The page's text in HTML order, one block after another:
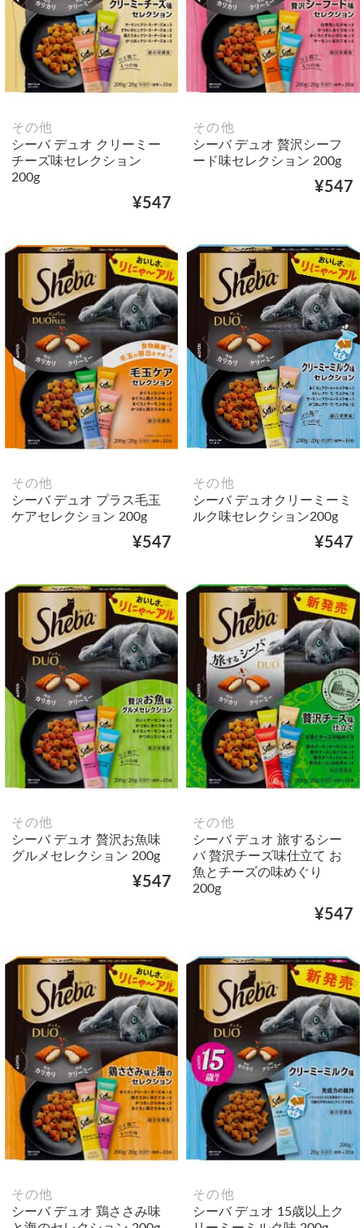
その他
シーバ デュオ クリーミー
チーズ味セレクション
200g
¥547
その他
シーバ デュオ 贅沢シーフ
ード味セレクション 200g
¥547
その他
シーバ デュオ プラス毛玉
ケアセレクション 200g
¥547
その他
シーバ デュオクリーミーミ
ルク味セレクション200g
¥547
その他
シーバ デュオ 贅沢お魚味
グルメセレクション 200g
¥547
その他
シーバ デュオ 旅するシー
バ 贅沢チーズ味仕立て お
魚とチーズの味めぐり
200g
¥547
その他
シーバ デュオ 鶏ささみ味
その他
シーバ デュオ 15歳以上ク